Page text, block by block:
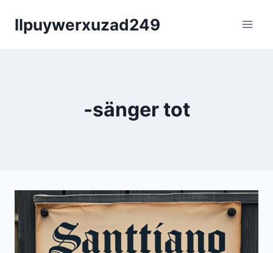
llpuywerxuzad249
-sänger tot